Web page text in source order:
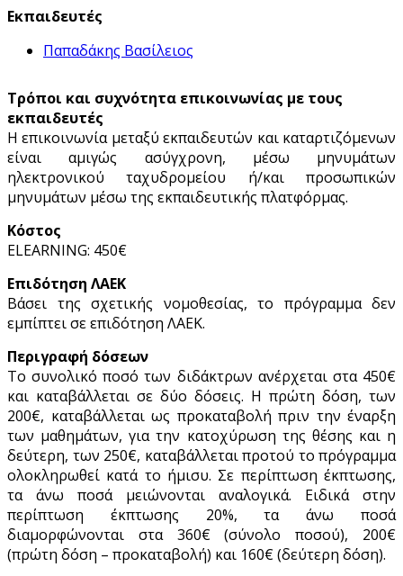
Εκπαιδευτές
Παπαδάκης Βασίλειος
Τρόποι και συχνότητα επικοινωνίας με τους
εκπαιδευτές
Η επικοινωνία μεταξύ εκπαιδευτών και καταρτιζόμενων
είναι αμιγώς ασύγχρονη, μέσω μηνυμάτων
ηλεκτρονικού ταχυδρομείου ή/και προσωπικών
μηνυμάτων μέσω της εκπαιδευτικής πλατφόρμας.
Κόστος
ELEARNING: 450€
Επιδότηση ΛΑΕΚ
Βάσει της σχετικής νομοθεσίας, το πρόγραμμα δεν
εμπίπτει σε επιδότηση ΛΑΕΚ.
Περιγραφή δόσεων
Το συνολικό ποσό των διδάκτρων ανέρχεται στα 450€
και καταβάλλεται σε δύο δόσεις. Η πρώτη δόση, των
200€, καταβάλλεται ως προκαταβολή πριν την έναρξη
των μαθημάτων, για την κατοχύρωση της θέσης και η
δεύτερη, των 250€, καταβάλλεται προτού το πρόγραμμα
ολοκληρωθεί κατά το ήμισυ. Σε περίπτωση έκπτωσης,
τα άνω ποσά μειώνονται αναλογικά. Ειδικά στην
περίπτωση έκπτωσης 20%, τα άνω ποσά
διαμορφώνονται στα 360€ (σύνολο ποσού), 200€
(πρώτη δόση – προκαταβολή) και 160€ (δεύτερη δόση).